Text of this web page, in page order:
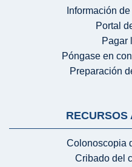
Información
Portal
Pagar
Póngase en
Preparación
RECURSOS
Colonoscopia
Cribado del